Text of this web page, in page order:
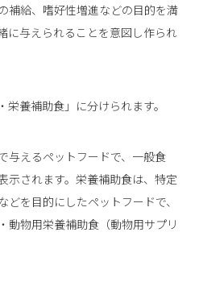
補給、嗜好性増進などの目的を満
に与えられることを意図し作られ
養補助食」に分けられます。
与えるペットフードで、一般食
示されます。栄養補助食は、特定
を目的にしたペットフードで、
動物用栄養補助食（動物用サプリ